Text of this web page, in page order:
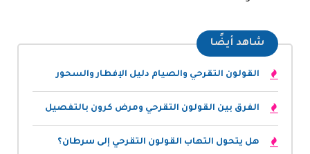
شاهد أيضًا
القولون التقرحي والصيام دليل الإفطار والسحور
الفرق بين القولون التقرحي ومرض كرون بالتفصيل
هل يتحول التهاب القولون التقرحي إلى سرطان؟